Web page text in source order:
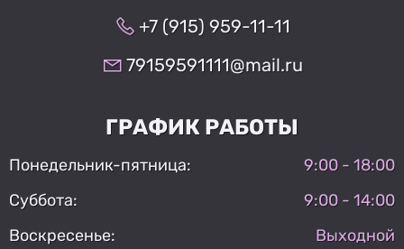
+7 (915) 959-11-11
79159591111@mail.ru
ГРАФИК РАБОТЫ
Понедельник-пятница:
9:00 - 18:00
Суббота:
9:00 - 14:00
Воскресенье:
Выходной